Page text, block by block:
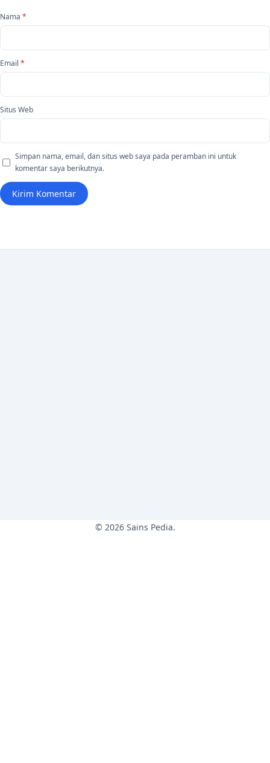
Nama *
Email *
Situs Web
Simpan nama, email, dan situs web saya pada peramban ini untuk
komentar saya berikutnya.
© 2026 Sains Pedia.